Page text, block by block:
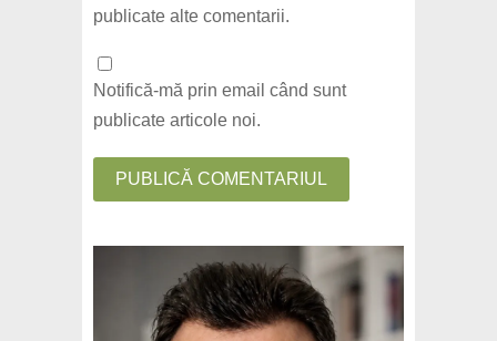
publicate alte comentarii.
Notifică-mă prin email când sunt
publicate articole noi.